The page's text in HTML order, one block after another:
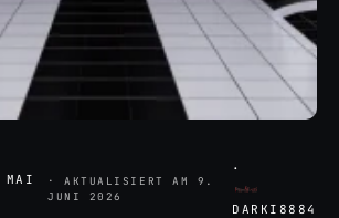
· AKTUALISIERT AM 9.
JUNI 2026
·
DARKI8884